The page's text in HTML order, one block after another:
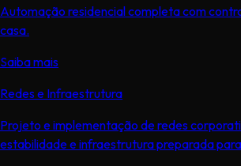
Automação residencial completa com
casa.
Saiba mais
Redes e Infraestrutura
Projeto e implementação de redes
estabilidade e infraestrutura preparada